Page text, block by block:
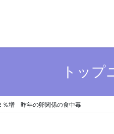
トップ
増 昨年の卵関係の食中毒